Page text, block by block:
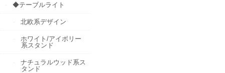
◆テーブルライト
北欧系デザイン
ホワイト/アイボリー
系スタンド
ナチュラルウッド系ス
タンド